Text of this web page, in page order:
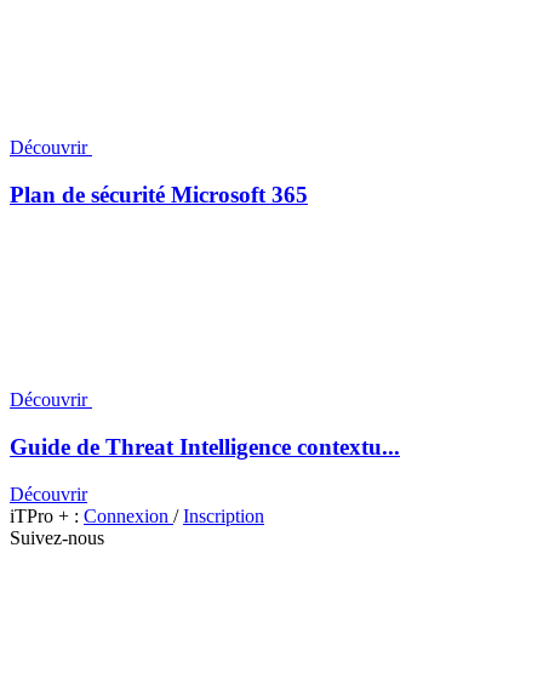
Découvrir
Plan de sécurité Microsoft 365
Découvrir
Guide de Threat Intelligence contextu...
Découvrir
iTPro + : Connexion /Inscription
Suivez-nous